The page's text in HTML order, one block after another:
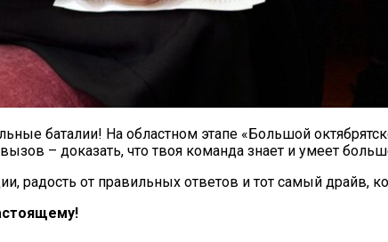
баталии! На областном этапе «Большой
– доказать, что твоя команда знает и умеет
радость от правильных ответов и тот самый драйв,